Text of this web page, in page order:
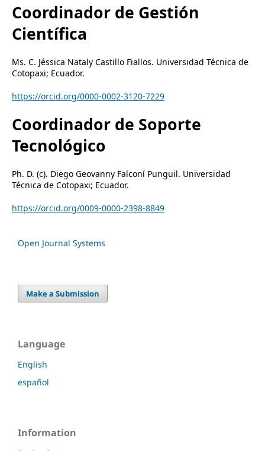
Coordinador de Gestión
Científica
Ms. C. Jéssica Nataly Castillo Fiallos. Universidad Técnica de
Cotopaxi; Ecuador.
https://orcid.org/0000-0002-3120-7229
Coordinador de Soporte
Tecnológico
Ph. D. (c). Diego Geovanny Falconí Punguil. Universidad
Técnica de Cotopaxi; Ecuador.
https://orcid.org/0009-0000-2398-8849
Open Journal Systems
Make a Submission
Language
English
español
Information